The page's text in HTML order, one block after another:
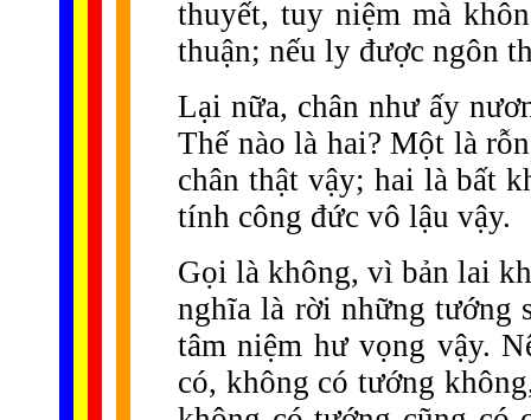
thuyết, tuy niệm mà
thuận; nếu ly được ngôn
Lại nữa, chân như ấy
Thế nào là hai? Một là
chân thật vậy; hai là bất
tính công đức vô lậu vậy.
Gọi là không, vì bản lai
nghĩa là rời những tướng
tâm niệm hư vọng vậy.
có, không có tướng